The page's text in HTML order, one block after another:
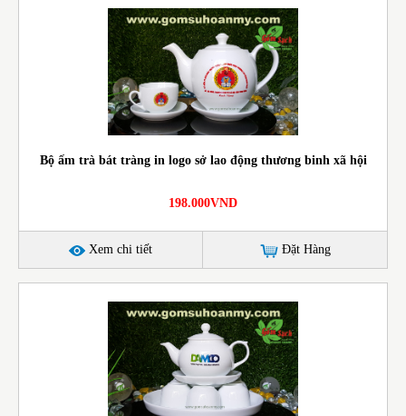
Bộ ấm trà bát tràng in logo sở lao động thương binh xã hội
198.000VND
Xem chi tiết Đặt Hàng